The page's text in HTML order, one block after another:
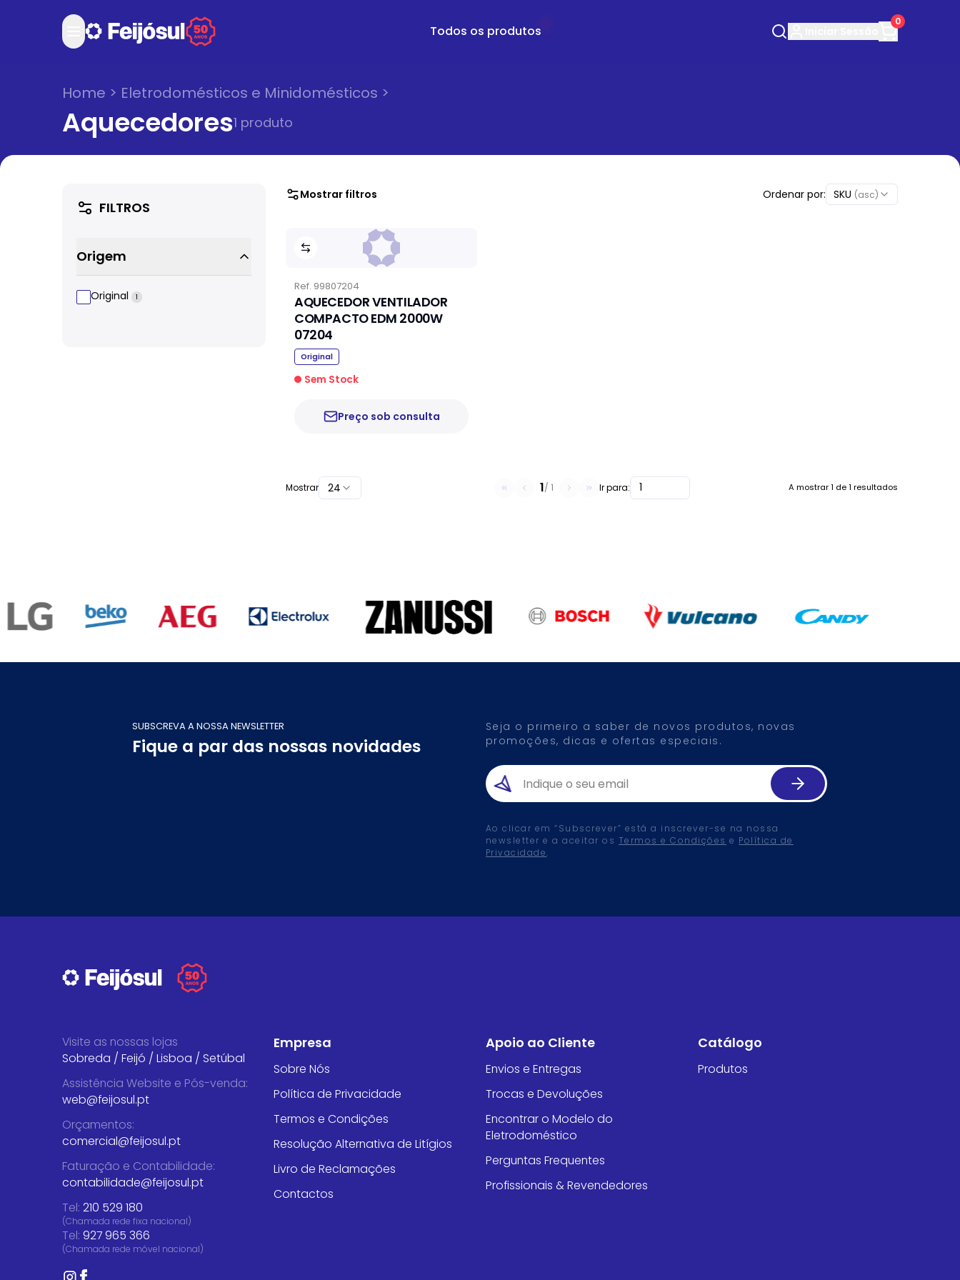
Todos os produtos
0
Home > Eletrodomésticos e Minidomésticos >
Aquecedores1 produto
FILTROS
Origem
Original 1
Mostrar filtros Ordenar por: SKU (asc)
Ref. 99807204
AQUECEDOR VENTILADOR
COMPACTO EDM 2000W
07204
Original
Sem Stock
Preço sob consulta
A mostrar1 de1 resultados
1/ 1 Ir para:
Mostrar 24
SUBSCREVA A NOSSA NEWSLETTER
Fique a par das nossas novidades
Seja o primeiro a saber de novos produtos, novas
promoções, dicas e ofertas especiais.
Ao clicar em “Subscrever” está a inscrever-se na nossa
newsletter e a aceitar os Termos e Condições e Política de
Privacidade.
Visite as nossas lojas
Sobreda / Feijó / Lisboa / Setúbal
Assistência Website e Pós-venda:
web@feijosul.pt
Orçamentos:
comercial@feijosul.pt
Faturação e Contabilidade:
contabilidade@feijosul.pt
Tel: 210 529 180
(Chamada rede fixa nacional)
Tel: 927 965 366
(Chamada rede móvel nacional)
Empresa
Sobre Nós
Política de Privacidade
Termos e Condições
Resolução Alternativa de Litígios
Livro de Reclamações
Contactos
Apoio ao Cliente
Envios e Entregas
Trocas e Devoluções
Encontrar o Modelo do
Eletrodoméstico
Perguntas Frequentes
Profissionais & Revendedores
Catálogo
Produtos